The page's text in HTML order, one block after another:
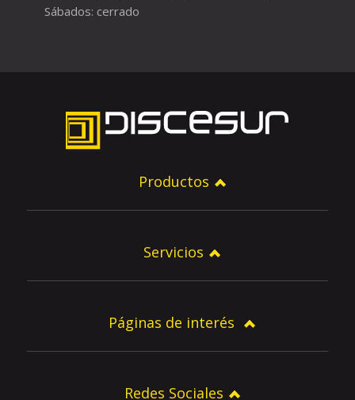
Sábados: cerrado
Productos
Servicios
Páginas de interés
Redes Sociales